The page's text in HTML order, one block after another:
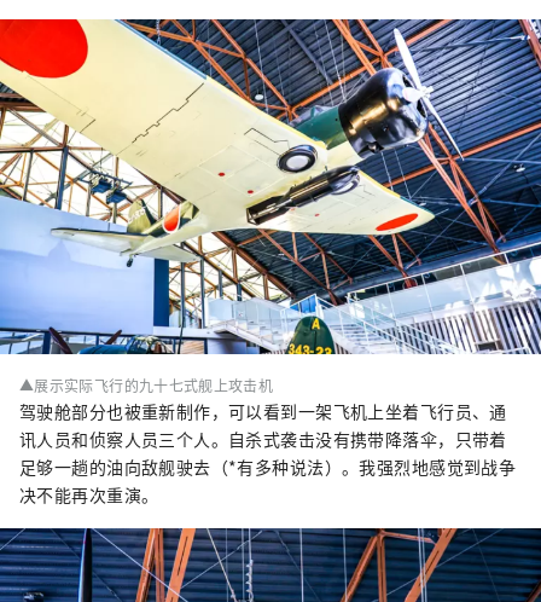
▲展示实际飞行的九十七式舰上攻击机
驾驶舱部分也被重新制作，可以看到一架飞机上坐着飞行员、通
讯人员和侦察人员三个人。自杀式袭击没有携带降落伞，只带着
足够一趟的油向敌舰驶去（*有多种说法）。我强烈地感觉到战争
决不能再次重演。